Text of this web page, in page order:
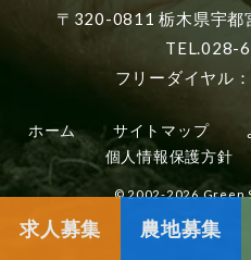
〒320-0811 栃木県宇都
TEL.028-
フリーダイヤル
ホーム サイトマップ
個人情報保護方針
© 2002-2026 Green
求人募集 農地募集